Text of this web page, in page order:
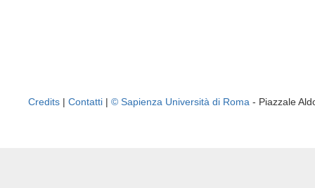
Credits | Contatti | © Sapienza Università di Roma - Piazzale